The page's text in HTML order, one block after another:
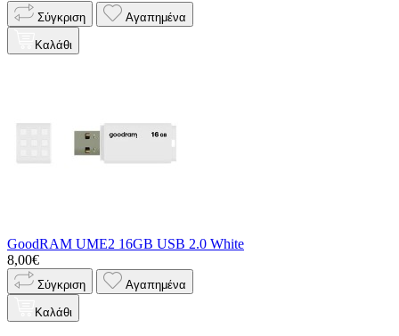
Σύγκριση Αγαπημένα
Καλάθι
GoodRAM UME2 16GB USB 2.0 White
8,00€
Σύγκριση Αγαπημένα
Καλάθι